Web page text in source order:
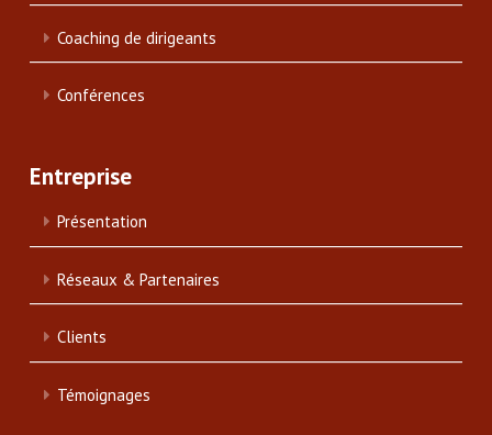
Coaching de dirigeants
Conférences
Entreprise
Présentation
Réseaux & Partenaires
Clients
Témoignages